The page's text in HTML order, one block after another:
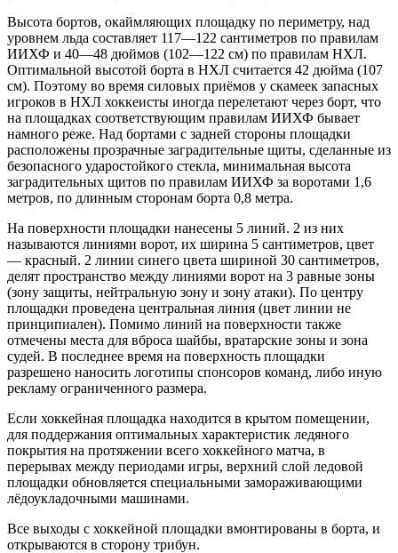
Высота бортов, окаймляющих площадку по периметру, над
уровнем льда составляет 117—122 сантиметров по правилам
ИИХФ и 40—48 дюймов (102—122 см) по правилам НХЛ.
Оптимальной высотой борта в НХЛ считается 42 дюйма (107
см). Поэтому во время силовых приёмов у скамеек запасных
игроков в НХЛ хоккеисты иногда перелетают через борт, что
на площадках соответствующим правилам ИИХФ бывает
намного реже. Над бортами с задней стороны площадки
расположены прозрачные заградительные щиты, сделанные из
безопасного ударостойкого стекла, минимальная высота
заградительных щитов по правилам ИИХФ за воротами 1,6
метров, по длинным сторонам борта 0,8 метра.
На поверхности площадки нанесены 5 линий. 2 из них
называются линиями ворот, их ширина 5 сантиметров, цвет
— красный. 2 линии синего цвета шириной 30 сантиметров,
делят пространство между линиями ворот на 3 равные зоны
(зону защиты, нейтральную зону и зону атаки). По центру
площадки проведена центральная линия (цвет линии не
принципиален). Помимо линий на поверхности также
отмечены места для вброса шайбы, вратарские зоны и зона
судей. В последнее время на поверхность площадки
разрешено наносить логотипы спонсоров команд, либо иную
рекламу ограниченного размера.
Если хоккейная площадка находится в крытом помещении,
для поддержания оптимальных характеристик ледяного
покрытия на протяжении всего хоккейного матча, в
перерывах между периодами игры, верхний слой ледовой
площадки обновляется специальными замораживающими
лёдоукладочными машинами.
Все выходы с хоккейной площадки вмонтированы в борта, и
открываются в сторону трибун.